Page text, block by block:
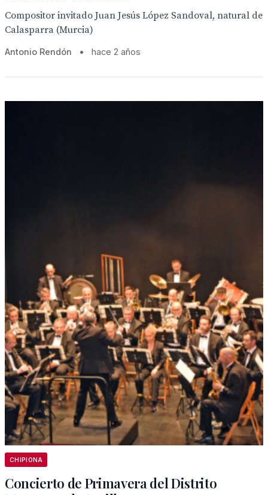
Compositor invitado Juan Jesús López Sandoval, natural de
Calasparra (Murcia)
Antonio Rendón • hace 2 años
CHIPIONA
Concierto de Primavera del Distrito